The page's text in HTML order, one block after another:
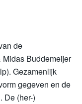
de
Buddemeijer
Gezamenlijk
gegeven en de
De (her-)